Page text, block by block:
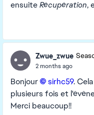
ensuiteRécupération,
Zwue_zwue
2 months ago
Bonjour sirhc59​.
plusieurs fois et
Merci beaucoup!!